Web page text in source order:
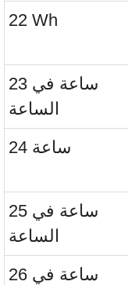
22 Wh
23 ساعة في
الساعة
24 ساعة
25 ساعة في
الساعة
26 ساعة في